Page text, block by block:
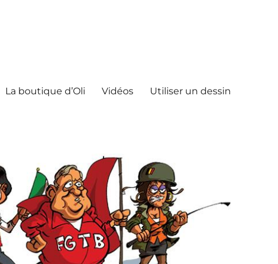
La boutique d’Oli Vidéos Utiliser un dessin